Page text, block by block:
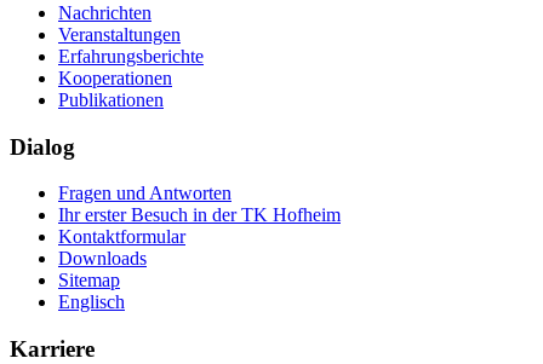
Nachrichten
Veranstaltungen
Erfahrungsberichte
Kooperationen
Publikationen
Dialog
Fragen und Antworten
Ihr erster Besuch in der TK Hofheim
Kontaktformular
Downloads
Sitemap
Englisch
Karriere